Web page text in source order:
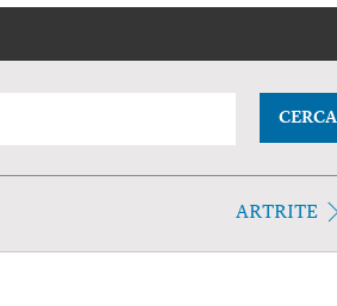
CERCA
ARTRITE